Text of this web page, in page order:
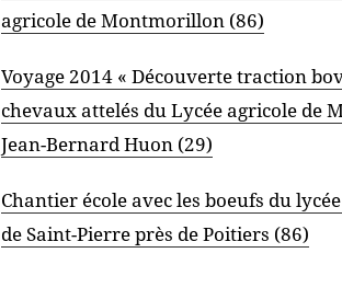
agricole de Montmorillon (86)
Voyage 2014 « Découverte traction
chevaux attelés du Lycée agricole de
Jean-Bernard Huon (29)
Chantier école avec les boeufs du
de Saint-Pierre près de Poitiers (86)